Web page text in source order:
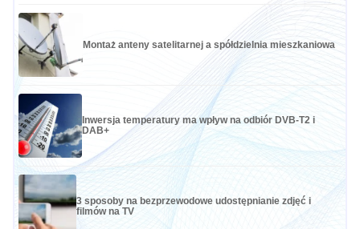
Montaż anteny satelitarnej a spółdzielnia mieszkaniowa
Inwersja temperatury ma wpływ na odbiór DVB-T2 i
DAB+
3 sposoby na bezprzewodowe udostępnianie zdjęć i
filmów na TV